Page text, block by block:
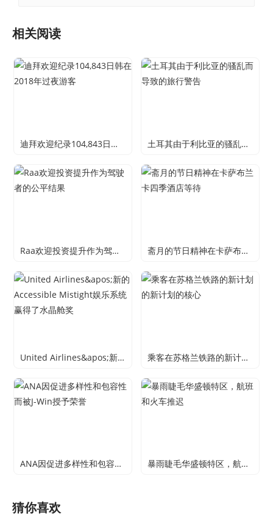
相关阅读
迪拜欢迎纪录104,843日韩在2018年过夜游客 土耳其由于利比亚的骚乱而导致的旅行警告
Raa欢迎投资提升作为驾驶者的公平结果 斋月的节日精神在卡萨布兰卡四季酒店等待
United Airlines&apos;新的Accessible Mistight娱乐系统赢得了水晶舱奖 乘客在苏格兰铁路的新计划的新计划的核心
ANA因促进多样性和包容性而被J-Win授予荣誉 暴雨睫毛华盛顿特区，航班和火车推迟
猜你喜欢